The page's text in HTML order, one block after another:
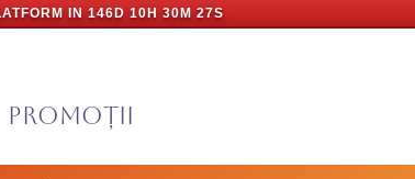
IN 146D 10H 30M 27S
PROMOȚII